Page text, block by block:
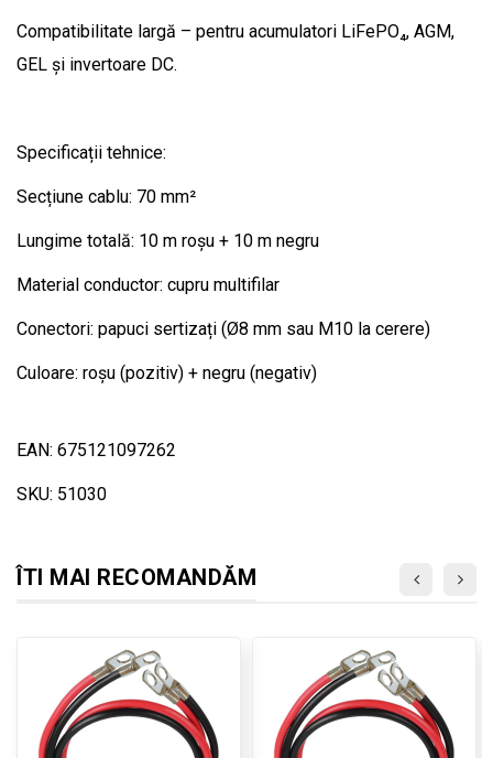
Compatibilitate largă – pentru acumulatori LiFePO₄, AGM,
GEL și invertoare DC.
Specificații tehnice:
Secțiune cablu: 70 mm²
Lungime totală: 10 m roșu + 10 m negru
Material conductor: cupru multifilar
Conectori: papuci sertizați (Ø8 mm sau M10 la cerere)
Culoare: roșu (pozitiv) + negru (negativ)
EAN: 675121097262
SKU: 51030
ÎTI MAI RECOMANDĂM